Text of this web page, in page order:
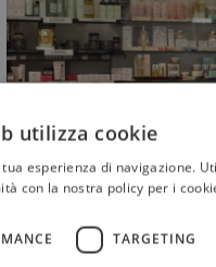
utilizza cookie
esperienza di navigazione.
con la nostra policy per i
TARGETING